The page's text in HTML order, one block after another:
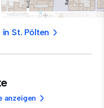
St. Pölten
anzeigen